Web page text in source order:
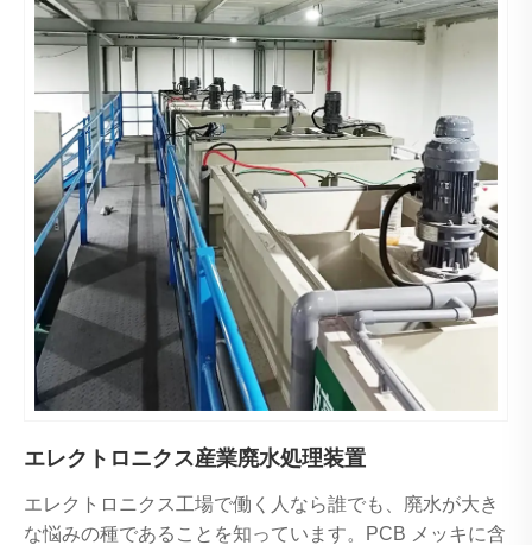
エレクトロニクス産業廃水処理装置
エレクトロニクス工場で働く人なら誰でも、廃水が大き
な悩みの種であることを知っています。PCB メッキに含